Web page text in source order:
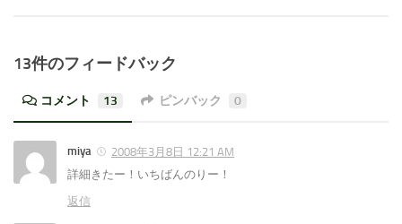
13件のフィードバック
コメント 13 ピンバック 0
miya
2008年3月8日 12:21 AM
詳細きたー！いちばんのりー！
返信